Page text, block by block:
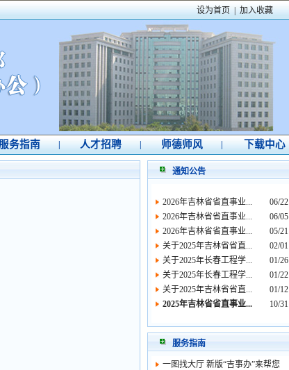
设为首页 加入收藏
务指南 人才招聘 师德师风 下载中心
通知公告
2026年吉林省省直事业...
06/22
2026年吉林省省直事业...
06/05
2026年吉林省省直事业...
05/21
关于2025年吉林省省直...
02/01
关于2025年长春工程学...
01/26
关于2025年长春工程学...
01/22
关于2025年吉林省省直...
01/12
2025年吉林省省直事业...
10/31
服务指南
一图找大厅 新版“吉事办”来帮您